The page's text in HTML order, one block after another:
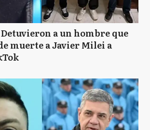
a un hombre que
muerte a Javier Milei a